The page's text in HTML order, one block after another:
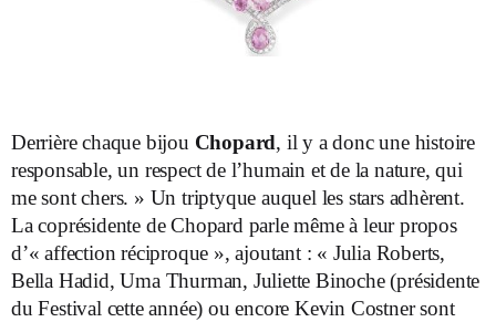
Derrière chaque bijou Chopard, il y a donc une histoire
responsable, un respect de l’humain et de la nature, qui
me sont chers. » Un triptyque auquel les stars adhèrent.
La coprésidente de Chopard parle même à leur propos
d’« affection réciproque », ajoutant : « Julia Roberts,
Bella Hadid, Uma Thurman, Juliette Binoche (présidente
du Festival cette année) ou encore Kevin Costner sont